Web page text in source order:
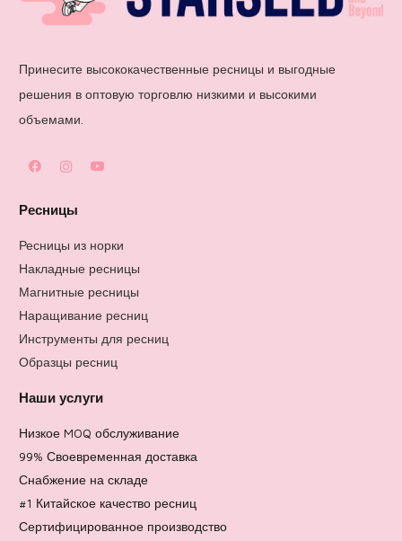
Принесите высококачественные ресницы и выгодные
решения в оптовую торговлю низкими и высокими
объемами.
Ресницы
Ресницы из норки
Накладные ресницы
Магнитные ресницы
Наращивание ресниц
Инструменты для ресниц
Образцы ресниц
Наши услуги
Низкое MOQ обслуживание
99% Своевременная доставка
Снабжение на складе
#1 Китайское качество ресниц
Сертифицированное производство